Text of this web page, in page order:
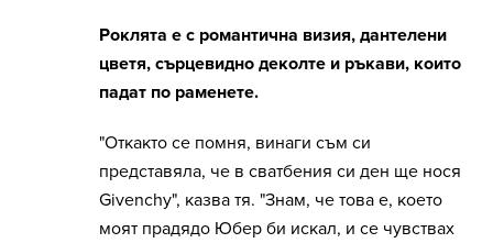
Роклята е с романтична визия, дантелени
цветя, сърцевидно деколте и ръкави, които
падат по раменете.
"Откакто се помня, винаги съм си
представяла, че в сватбения си ден ще нося
Givenchy", казва тя. "Знам, че това е, което
моят прадядо Юбер би искал, и се чувствах